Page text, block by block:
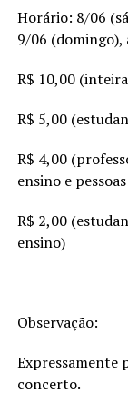
Horário: 8/06
9/06 (domingo),
R$ 10,00
R$ 5,00
R$ 4,00
ensino e
R$ 2,00
ensino)
Observação:
Expressamente
concerto.